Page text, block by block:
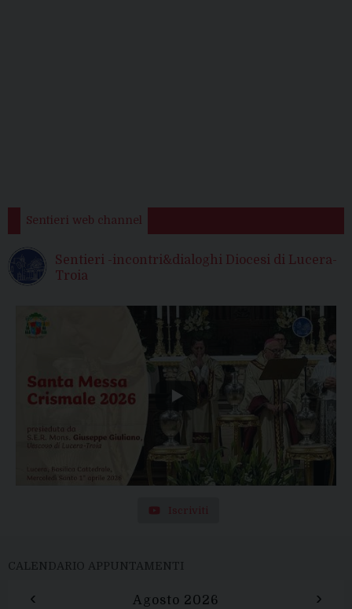
Sentieri web channel
Sentieri -incontri&dialoghi Diocesi di Lucera-
Troia
Iscriviti
CALENDARIO APPUNTAMENTI
‹ Agosto 2026 ›